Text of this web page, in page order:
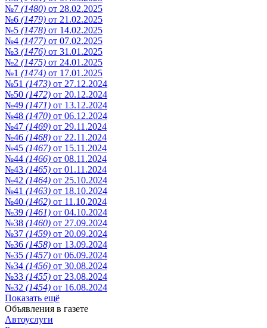
№7 (1480) от 28.02.2025
№6 (1479) от 21.02.2025
№5 (1478) от 14.02.2025
№4 (1477) от 07.02.2025
№3 (1476) от 31.01.2025
№2 (1475) от 24.01.2025
№1 (1474) от 17.01.2025
№51 (1473) от 27.12.2024
№50 (1472) от 20.12.2024
№49 (1471) от 13.12.2024
№48 (1470) от 06.12.2024
№47 (1469) от 29.11.2024
№46 (1468) от 22.11.2024
№45 (1467) от 15.11.2024
№44 (1466) от 08.11.2024
№43 (1465) от 01.11.2024
№42 (1464) от 25.10.2024
№41 (1463) от 18.10.2024
№40 (1462) от 11.10.2024
№39 (1461) от 04.10.2024
№38 (1460) от 27.09.2024
№37 (1459) от 20.09.2024
№36 (1458) от 13.09.2024
№35 (1457) от 06.09.2024
№34 (1456) от 30.08.2024
№33 (1455) от 23.08.2024
№32 (1454) от 16.08.2024
Показать ещё
Объявления в газете
Автоуслуги